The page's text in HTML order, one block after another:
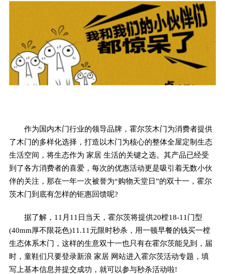
作为国内木门行业的领导品牌，霍尔茨木门为消费者提供
了木门的多样化选择，打造以木门为核心的整体全屋定制生态
生活空间，将生态作为 家居 生活的关键之选。其产品已经受
到了各方消费者的喜爱，每次的优惠活动更是吸引着无数小伙
伴的关注，那在一年一次被誉为“购物天堂日”的双十一，霍尔
茨木门到底有怎样的钜惠回馈呢?
据了解，11月11日当天，霍尔茨将提供20樘18-11门型
(40mm厚不限花色)11.11元限时秒杀，用一顿早餐的钱买一樘
生态体系木门，这样的生意双十一也只有在霍尔茨能见到，届
时，童鞋们只要登录新浪 家居 网站进入霍尔茨活动专题，填
写上基本信息并提交成功，就可以参与秒杀活动啦!